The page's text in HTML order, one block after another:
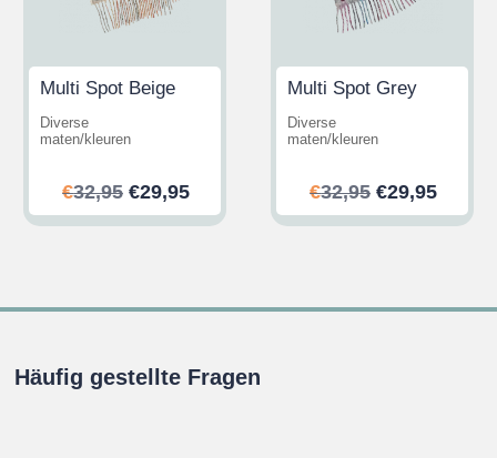
Multi Spot Beige
Diverse
maten/kleuren
€32,95 Ursprünglicher
Preis
€29,95Aktueller
Preis
Multi Spot Grey
Diverse
maten/kleuren
€32,95
Preis
€29,95
Preis
Häufig gestellte Fragen